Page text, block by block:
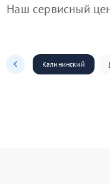
Наш сервисный
Калининский